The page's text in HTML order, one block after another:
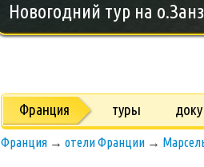
Новогодний тур на
Франция туры
Франция → отели Франции →